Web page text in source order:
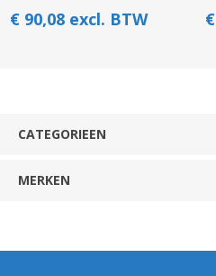
€ 90,08 excl. BTW
CATEGORIEEN
MERKEN